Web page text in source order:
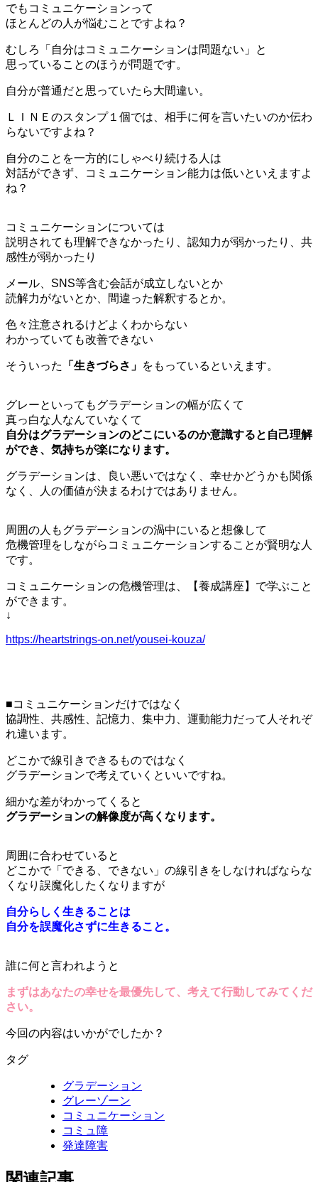
でもコミュニケーションって
ほとんどの人が悩むことですよね？
むしろ「自分はコミュニケーションは問題ない」と
思っていることのほうが問題です。
自分が普通だと思っていたら大間違い。
ＬＩＮＥのスタンプ１個では、相手に何を言いたいのか伝わ
らないですよね？
自分のことを一方的にしゃべり続ける人は
対話ができず、コミュニケーション能力は低いといえますよ
ね？
コミュニケーションについては
説明されても理解できなかったり、認知力が弱かったり、共
感性が弱かったり
メール、SNS等含む会話が成立しないとか
読解力がないとか、間違った解釈するとか。
色々注意されるけどよくわからない
わかっていても改善できない
そういった 「生きづらさ」 をもっているといえます。
グレーといってもグラデーションの幅が広くて
真っ白な人なんていなくて
自分はグラデーションのどこにいるのか意識すると自己理解
ができ、気持ちが楽になります。
グラデーションは、良い悪いではなく、幸せかどうかも関係
なく、人の価値が決まるわけではありません。
周囲の人もグラデーションの渦中にいると想像して
危機管理をしながらコミュニケーションすることが賢明な人
です。
コミュニケーションの危機管理は、【養成講座】で学ぶこと
ができます。
↓
https://heartstrings-on.net/yousei-kouza/
■コミュニケーションだけではなく
協調性、共感性、記憶力、集中力、運動能力だって人それぞ
れ違います。
どこかで線引きできるものではなく
グラデーションで考えていくといいですね。
細かな差がわかってくると
グラデーションの解像度が高くなります。
周囲に合わせていると
どこかで「できる、できない」の線引きをしなければならな
くなり誤魔化したくなりますが
自分らしく生きることは
自分を誤魔化さずに生きること。
誰に何と言われようと
まずはあなたの幸せを最優先して、考えて行動してみてくだ
さい。
今回の内容はいかがでしたか？
タグ
グラデーション
グレーゾーン
コミュニケーション
コミュ障
発達障害